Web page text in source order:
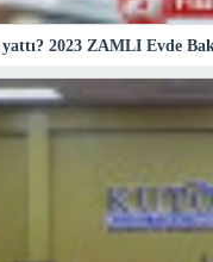
2023 ZAMLI Evde